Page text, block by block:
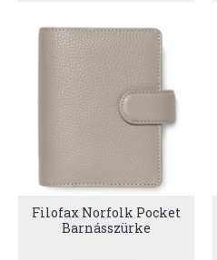
Filofax Norfolk Pocket
Barnásszürke